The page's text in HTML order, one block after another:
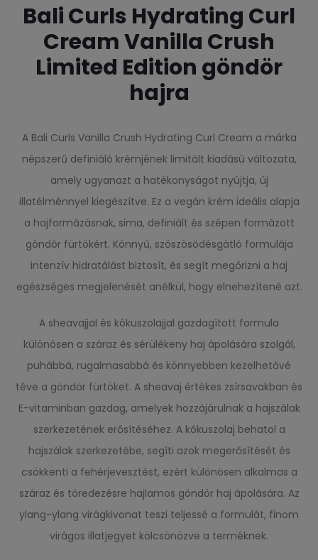
Bali Curls Hydrating Curl
Cream Vanilla Crush
Limited Edition göndör
hajra
A Bali Curls Vanilla Crush Hydrating Curl Cream a márka
népszerű definiáló krémjének limitált kiadású változata,
amely ugyanazt a hatékonyságot nyújtja, új
illatélménnyel kiegészítve. Ez a vegán krém ideális alapja
a hajformázásnak, sima, definiált és szépen formázott
göndör fürtökért. Könnyű, szöszösödésgátló formulája
intenzív hidratálást biztosít, és segít megőrizni a haj
egészséges megjelenését anélkül, hogy elnehezítené azt.
A sheavajjal és kókuszolajjal gazdagított formula
különösen a száraz és sérülékeny haj ápolására szolgál,
puhábbá, rugalmasabbá és könnyebben kezelhetővé
téve a göndör fürtöket. A sheavaj értékes zsírsavakban és
E-vitaminban gazdag, amelyek hozzájárulnak a hajszálak
szerkezetének erősítéséhez. A kókuszolaj behatol a
hajszálak szerkezetébe, segíti azok megerősítését és
csökkenti a fehérjevesztést, ezért különösen alkalmas a
száraz és töredezésre hajlamos göndör haj ápolására. Az
ylang-ylang virágkivonat teszi teljessé a formulát, finom
virágos illatjegyet kölcsönözve a terméknek.